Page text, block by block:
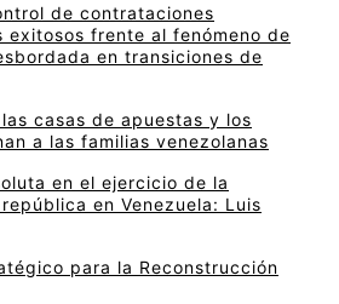
de contrataciones
exitosos frente al fenómeno de
en transiciones de
casas de apuestas y los
a las familias venezolanas
en el ejercicio de la
en Venezuela: Luis
para la Reconstrucción